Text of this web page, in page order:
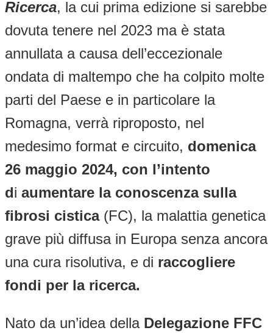
Ricerca, la cui prima edizione si sarebbe
dovuta tenere nel 2023 ma è stata
annullata a causa dell’eccezionale
ondata di maltempo che ha colpito molte
parti del Paese e in particolare la
Romagna, verrà riproposto, nel
medesimo format e circuito, domenica
26 maggio 2024, con l’intento
di aumentare la conoscenza sulla
fibrosi cistica(FC), la malattia genetica
grave più diffusa in Europa senza ancora
una cura risolutiva, e di raccogliere
fondi per la ricerca.
Nato da un’idea della Delegazione FFC